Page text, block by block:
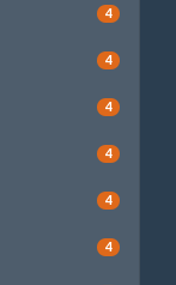
4
4
4
4
4
4